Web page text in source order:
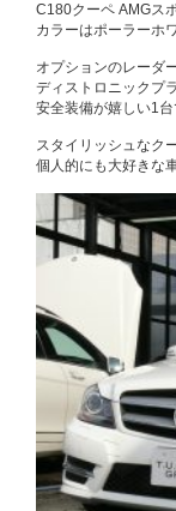
C180クーペ AMGス
カラーはポーラーホ
オプションのレーダ
ディストロニックプ
安全装備が嬉しい1台
スタイリッシュなク
個人的にも大好きな